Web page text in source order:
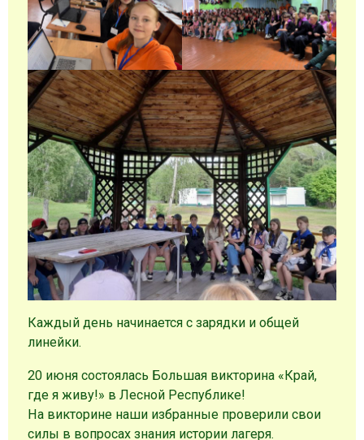
Каждый день начинается с зарядки и общей
линейки.
20 июня состоялась Большая викторина «Край,
где я живу!» в Лесной Республике!
На викторине наши избранные проверили свои
силы в вопросах знания истории лагеря.